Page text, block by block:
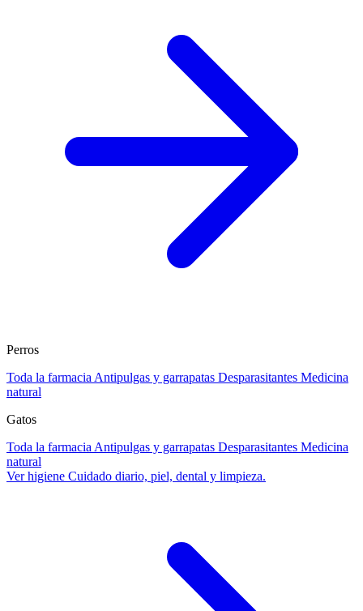
Perros
Toda la farmacia Antipulgas y garrapatas Desparasitantes Medicina
natural
Gatos
Toda la farmacia Antipulgas y garrapatas Desparasitantes Medicina
natural
Ver higiene Cuidado diario, piel, dental y limpieza.